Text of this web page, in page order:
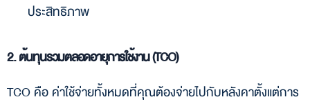
ประสิทธิภาพ
2. ต้นทุนรวมตลอดอายุการใช้งาน (TCO)
TCO คือ ค่าใช้จ่ายทั้งหมดที่คุณต้องจ่ายไปกับหลังคาตั้งแต่การ